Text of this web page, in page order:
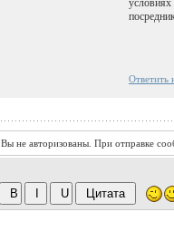
Ответить
Вы не авторизованы. При отправке